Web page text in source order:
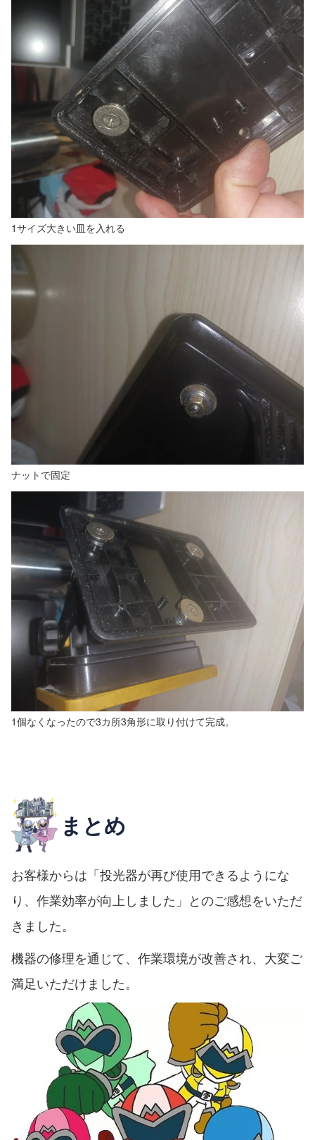
1サイズ大きい皿を入れる
ナットで固定
1個なくなったので3カ所3角形に取り付けて完成。
まとめ
お客様からは「投光器が再び使用できるようにな
り、作業効率が向上しました」とのご感想をいただ
きました。
機器の修理を通じて、作業環境が改善され、大変ご
満足いただけました。